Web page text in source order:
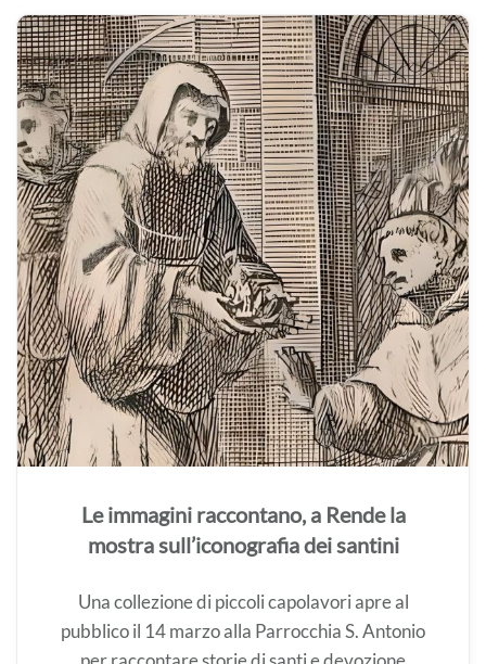
Le immagini raccontano, a Rende la
mostra sull’iconografia dei santini
Una collezione di piccoli capolavori apre al
pubblico il 14 marzo alla Parrocchia S. Antonio